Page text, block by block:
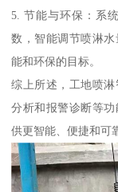
5. 节能与环保：系
数，智能调节喷淋
能和环保的目标。
综上所述，工地喷
分析和报警诊断等
供更智能、便捷和可